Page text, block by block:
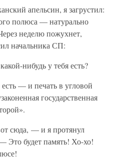
апельсин, я загрустил:
полюса — натурально
неделю пожухнет,
начальника СП:
нибудь у тебя есть?
— и печать в угловой
государственная
сюда, — и я протянул
Это будет память! Хо-хо!